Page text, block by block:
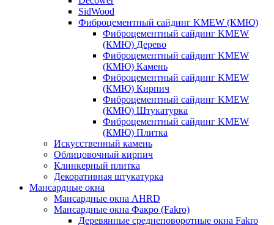
SidWood
Фиброцементный сайдинг KMEW (КМЮ)
Фиброцементный сайдинг KMEW
(КМЮ) Дерево
Фиброцементный сайдинг KMEW
(КМЮ) Камень
Фиброцементный сайдинг KMEW
(КМЮ) Кирпич
Фиброцементный сайдинг KMEW
(КМЮ) Штукатурка
Фиброцементный сайдинг KMEW
(КМЮ) Плитка
Искусственный камень
Облицовочный кирпич
Клинкерный плитка
Декоративная штукатурка
Мансардные окна
Мансардные окна AHRD
Мансардные окна Факро (Fakro)
Деревянные среднеповоротные окна Fakro